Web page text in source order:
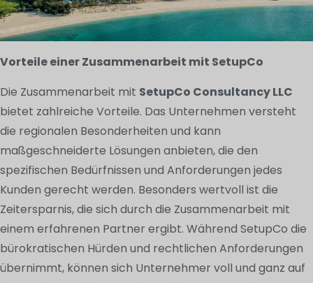
Vorteile einer Zusammenarbeit mit SetupCo
Die Zusammenarbeit mit SetupCo Consultancy LLC
bietet zahlreiche Vorteile. Das Unternehmen versteht
die regionalen Besonderheiten und kann
maßgeschneiderte Lösungen anbieten, die den
spezifischen Bedürfnissen und Anforderungen jedes
Kunden gerecht werden. Besonders wertvoll ist die
Zeitersparnis, die sich durch die Zusammenarbeit mit
einem erfahrenen Partner ergibt. Während SetupCo die
bürokratischen Hürden und rechtlichen Anforderungen
übernimmt, können sich Unternehmer voll und ganz auf